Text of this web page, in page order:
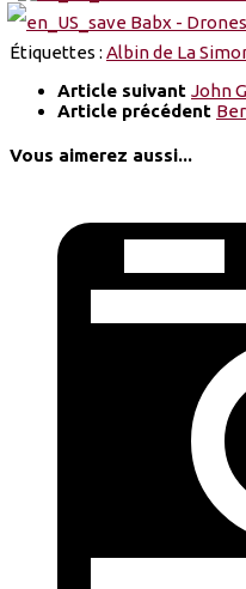
Étiquettes : Albin de La
Article suivant John
Article précédent
Vous aimerez aussi...